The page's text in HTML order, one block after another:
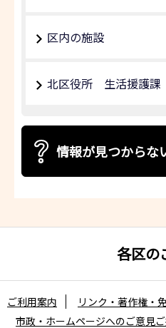
区内の施設
北区役所 生活援護課
情報が見つからな
各区の
ご利用案内 リンク・著作権・
市政・ホームページへのご意見